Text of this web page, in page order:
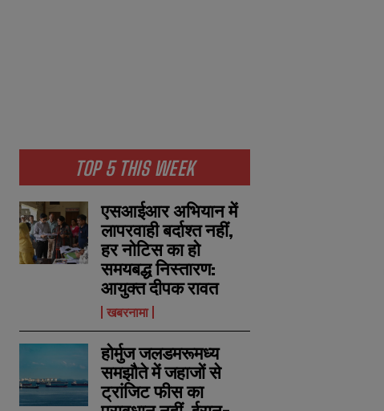
TOP 5 THIS WEEK
एसआईआर अभियान में
लापरवाही बर्दाश्त नहीं,
हर नोटिस का हो
समयबद्ध निस्तारण:
आयुक्त दीपक रावत
खबरनामा
होर्मुज जलडमरूमध्य
समझौते में जहाजों से
ट्रांजिट फीस का